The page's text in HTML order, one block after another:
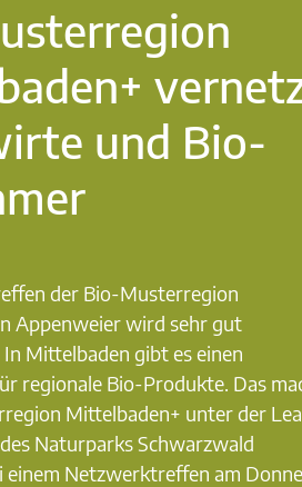
und Bio-
der Bio-Musterregion
Appenweier wird sehr gut
Mittelbaden gibt es einen
regionale Bio-Produkte. Das
Mittelbaden+ unter der
Naturparks Schwarzwald
Netzwerktreffen am